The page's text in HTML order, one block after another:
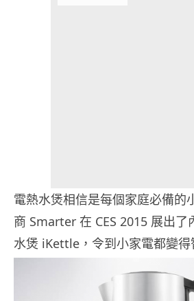
電熱水煲相信是每個家庭必備的
商 Smarter 在 CES 2015 展出了
水煲 iKettle，令到小家電都變得